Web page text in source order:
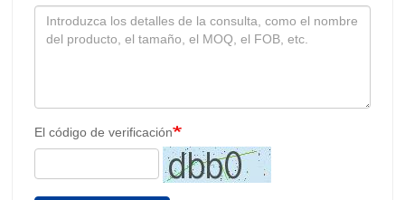
El código de verificación